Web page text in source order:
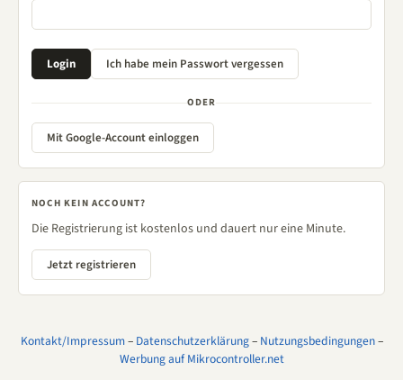
ODER
Mit Google-Account einloggen
NOCH KEIN ACCOUNT?
Die Registrierung ist kostenlos und dauert nur eine Minute.
Jetzt registrieren
Kontakt/Impressum– Datenschutzerklärung– Nutzungsbedingungen–
Werbung auf Mikrocontroller.net